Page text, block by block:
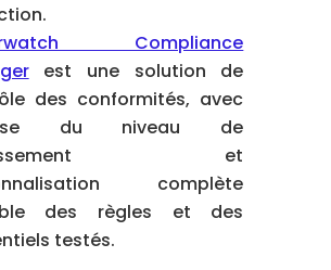
Compliance
est une solution de
des conformités, avec
du niveau de
et
complète
des règles et des
testés.